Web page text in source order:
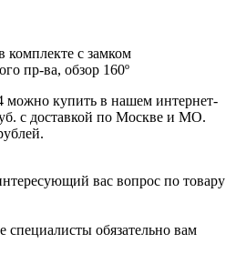
комплекте с замком
пр-ва, обзор 160º
купить в нашем интернет-
с доставкой по Москве и МО.
вас вопрос по товару
обязательно вам